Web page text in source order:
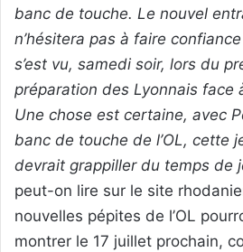
banc de touche. Le nouvel
n’hésitera pas à faire
s’est vu, samedi soir, lors du
préparation des Lyonnais face
Une chose est certaine, avec
banc de touche de l’OL, cette
devrait grappiller du temps de
peut-on lire sur le site
nouvelles pépites de l’OL
montrer le 17 juillet prochain,